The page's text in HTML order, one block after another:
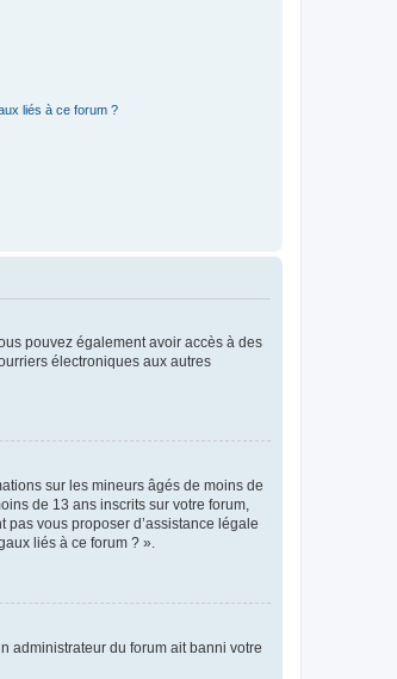
liés à ce forum ?
pouvez également avoir accès à des
électroniques aux autres
sur les mineurs âgés de moins de
de 13 ans inscrits sur votre forum,
vous proposer d’assistance légale
liés à ce forum ? ».
administrateur du forum ait banni votre